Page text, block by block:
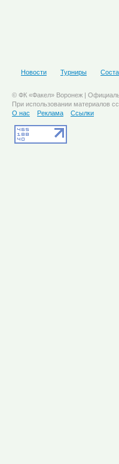
Новости Турниры
© ФК «Факел» Воронеж |
При использовании материалов
О нас
Реклама Ссылки